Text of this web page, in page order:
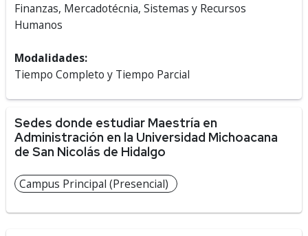
Finanzas, Mercadotécnia, Sistemas y Recursos
Humanos
Modalidades:
Tiempo Completo y Tiempo Parcial
Sedes donde estudiar Maestría en
Administración en la Universidad Michoacana
de San Nicolás de Hidalgo
Campus Principal (Presencial)